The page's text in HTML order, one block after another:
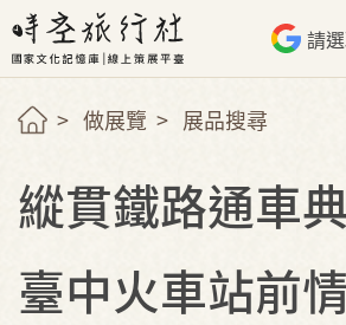
請
做展覽 展品搜尋
縱貫鐵路通車
臺中火車站前